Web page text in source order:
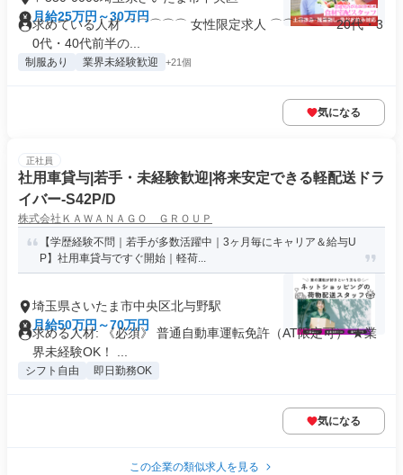
月給25万円～30万円
求めている人材 ⌒⌒⌒⌒⌒ 女性限定求人 ⌒⌒⌒⌒⌒ 20代・3
0代・40代前半の...
制服あり 業界未経験歓迎 +21個
気になる
正社員
社用車貸与|若手・未経験歓迎|将来安定できる軽配送ドラ
イバー-S42P/D
株式会社ＫＡＷＡＮＡＧＯ ＧＲＯＵＰ
【学歴経験不問｜若手が多数活躍中｜3ヶ月毎にキャリア＆給与U
P】社用車貸与ですぐ開始｜軽荷...
埼玉県さいたま市中央区北与野駅
月給50万円～70万円
求める人材: 《必須》 普通自動車運転免許（AT限定可） ★業
界未経験OK！ ...
シフト自由 即日勤務OK
気になる
この企業の類似求人を見る